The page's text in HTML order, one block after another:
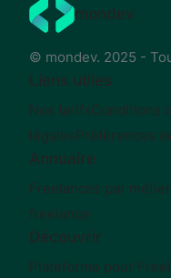
mondev
© mondev. 2025 -
Liens utiles
Nos tarifsConditions
légalesPréférences
Annuaire
Freelances par métier
freelance
Découvrir
Plateforme pour